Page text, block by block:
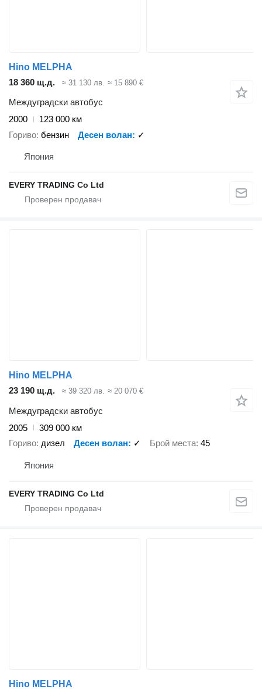
Hino MELPHA
18 360 щ.д.
≈ 31 130 лв. ≈ 15 890 €
Междуградски автобус
2000
123 000 км
Гориво бензин Десен волан ✓
Япония
EVERY TRADING Co Ltd
Hino MELPHA
23 190 щ.д.
≈ 39 320 лв. ≈ 20 070 €
Междуградски автобус
2005
309 000 км
Гориво дизел Десен волан ✓ Брой места 45
Япония
EVERY TRADING Co Ltd
Hino MELPHA